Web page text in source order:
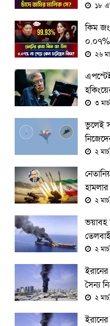
১৮
কিম
০.০৭%
২৬
কপালে
৩
ভুলেই
হারাল
২
হামলার
২
ভয়াবহ
১ ২
সৈন্য
২